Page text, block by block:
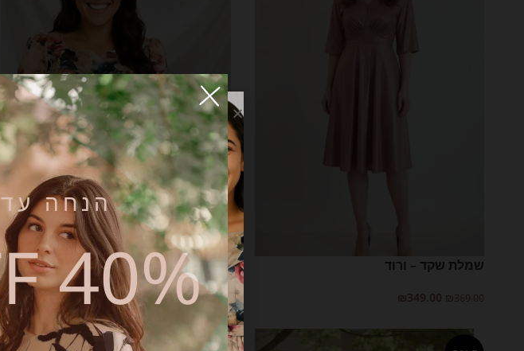
שמלת שקד – ורוד
₪369.00
₪349.00
שמלת טוהר-ורוד פרחוני
₪369.00
בחר אפשרויות
הנחה עד
40% OFF